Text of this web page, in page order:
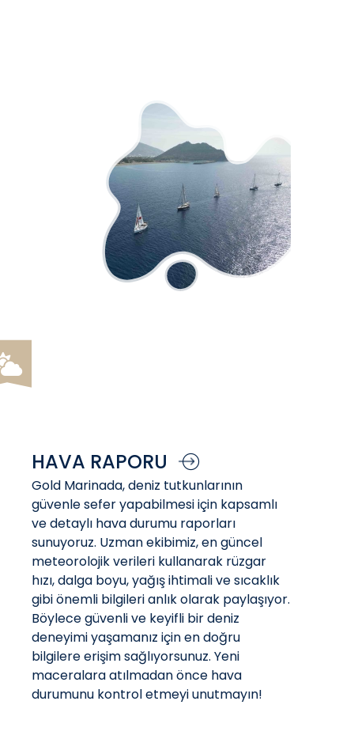
HAVA RAPORU
Gold Marinada, deniz tutkunlarının
güvenle sefer yapabilmesi için kapsamlı
ve detaylı hava durumu raporları
sunuyoruz. Uzman ekibimiz, en güncel
meteorolojik verileri kullanarak rüzgar
hızı, dalga boyu, yağış ihtimali ve sıcaklık
gibi önemli bilgileri anlık olarak paylaşıyor.
Böylece güvenli ve keyifli bir deniz
deneyimi yaşamanız için en doğru
bilgilere erişim sağlıyorsunuz. Yeni
maceralara atılmadan önce hava
durumunu kontrol etmeyi unutmayın!